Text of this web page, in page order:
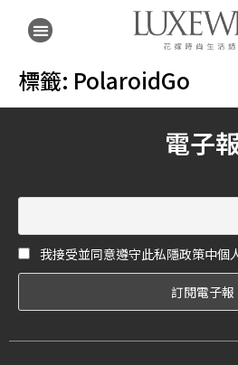
標籤: PolaroidGo
電子
我接受並同意遵守此私隱政策中個